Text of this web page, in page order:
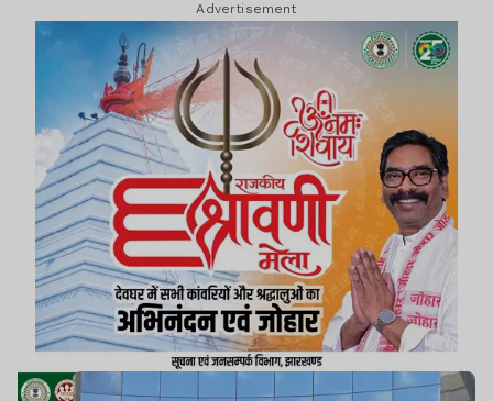
अवैध रूप से जमीन को लीज पर लिया जा सके.
Advertisement